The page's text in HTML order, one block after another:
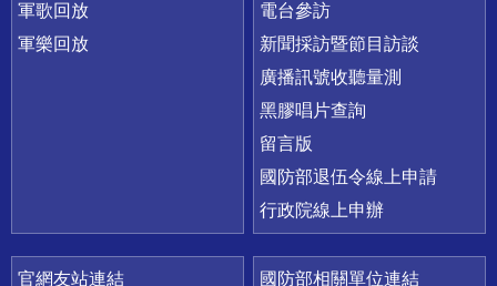
軍歌回放
軍樂回放
電台參訪
新聞採訪暨節目訪談
廣播訊號收聽量測
黑膠唱片查詢
留言版
國防部退伍令線上申請
行政院線上申辦
官網友站連結
國防部相關單位連結